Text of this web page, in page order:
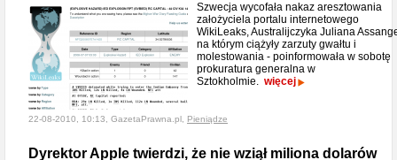
Szwecja wycofała nakaz aresztowania
założyciela portalu internetowego
WikiLeaks, Australijczyka Juliana
na którym ciążyły zarzuty gwałtu i
molestowania - poinformowała w sobotę
prokuratura generalna w
Sztokholmie. więcej
22-08-2010, 10:13, GazetaPrawna.pl, Pieniądze
Dyrektor Apple twierdzi, że nie wziął miliona dolarów